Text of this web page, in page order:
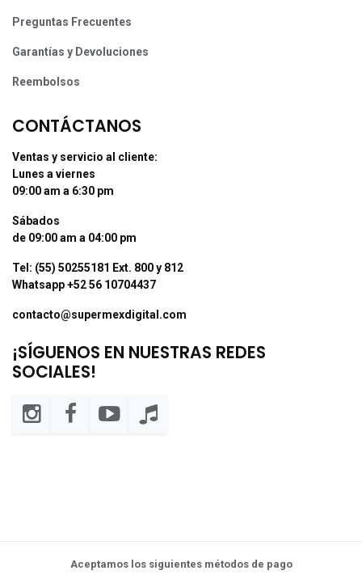
Preguntas Frecuentes
Garantías y Devoluciones
Reembolsos
CONTÁCTANOS
Ventas y servicio al cliente:
Lunes a viernes
09:00 am a 6:30 pm
Sábados
de 09:00 am a 04:00 pm
Tel: (55) 50255181 Ext. 800 y 812
Whatsapp +52 56 10704437
contacto@supermexdigital.com
¡SÍGUENOS EN NUESTRAS REDES
SOCIALES!
Aceptamos los siguientes métodos de pago